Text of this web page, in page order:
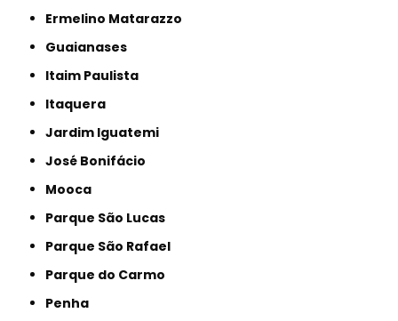
Ermelino Matarazzo
Guaianases
Itaim Paulista
Itaquera
Jardim Iguatemi
José Bonifácio
Mooca
Parque São Lucas
Parque São Rafael
Parque do Carmo
Penha